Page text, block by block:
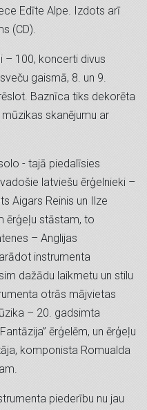
Edīte Alpe. Izdots arī
(CD).
– 100, koncerti divus
gaismā, 8. un 9.
Baznīca tiks dekorēta
skanējumu ar
- tajā piedalīsies
latviešu ērģelnieki –
Aigars Reinis un Ilze
ērģeļu stāstam, to
– Anglijas
instrumenta
dažādu laikmetu un stilu
otrās mājvietas
– 20. gadsimta
ērģelēm, un ērģeļu
komponista Romualda
piederību nu jau